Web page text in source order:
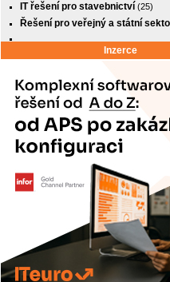
IT řešení pro stavebnictví (25)
Řešení pro veřejný a státní
Inzerce